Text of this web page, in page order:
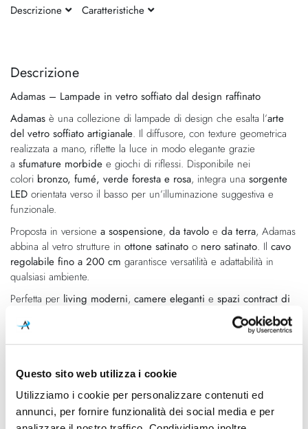
Questo sito web utilizza i cookie
Utilizziamo i cookie per personalizzare contenuti ed
annunci, per fornire funzionalità dei social media e per
fine
galleria
di
immagini
della
di
immagini
Descrizione
Adamas – Lampade in vetro soffiato dal design raffinato
Adamas è una collezione di lampade di design che esalta l’arte
del vetro soffiato artigianale. Il diffusore, con texture geometrica
realizzata a mano, riflette la luce in modo elegante grazie
a sfumature morbide e giochi di riflessi. Disponibile nei
colori bronzo, fumé, verde foresta e rosa, integra una sorgente
LED orientata verso il basso per un’illuminazione suggestiva e
funzionale.
Proposta in versione a sospensione, da tavolo e da terra, Adamas
abbina al vetro strutture in ottone satinato o nero satinato. Il cavo
regolabile fino a 200 cm garantisce versatilità e adattabilità in
qualsiasi ambiente.
Perfetta per living moderni, camere eleganti e spazi contract di
e
tecnologia
LEDin un’unica soluzione luminosa di grande impatto.
Caratteristiche
Cod.Art.
L18206.033.0502
Designer
Enzo Panzeri, 2025
Descrizione
Caratteristiche